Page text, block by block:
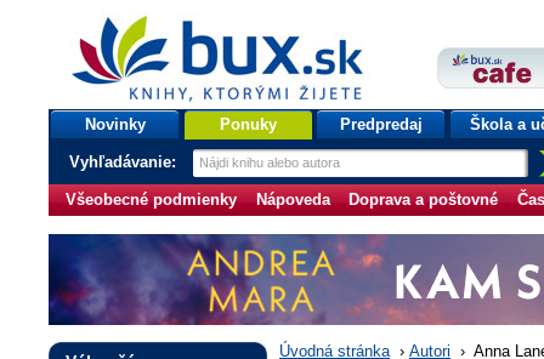
bux.sk
knihy, ktorými žijete
Úvodná stránka
Novinky Ponuky Predpredaj Škola a
Vyhľadávanie:
Všeobecné podmienky Nápoveda Doprava a poštovné
Úvodná stránka › Autori › Anna